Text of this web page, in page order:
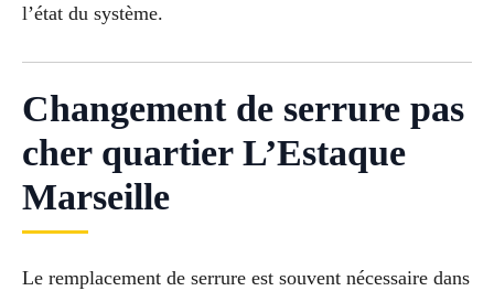
l’état du système.
Changement de serrure pas
cher quartier L’Estaque
Marseille
Le remplacement de serrure est souvent nécessaire dans